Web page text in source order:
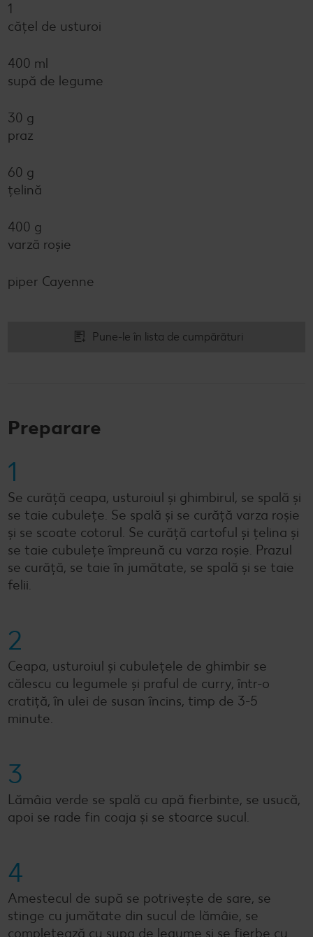
1
cățel de usturoi
400 ml
supă de legume
30 g
praz
60 g
țelină
400 g
varză roșie
piper Cayenne
Pune-le în lista de cumpărături
Preparare
1
Se curăță ceapa, usturoiul și ghimbirul, se spală și
se taie cubulețe. Se spală și se curăță varza roșie
și se scoate cotorul. Se curăță cartoful și țelina și
se taie cubulețe împreună cu varza roșie. Prazul
se curăță, se taie în jumătate, se spală și se taie
felii.
2
Ceapa, usturoiul și cubulețele de ghimbir se
călescu cu legumele și praful de curry, într-o
cratiță, în ulei de susan încins, timp de 3-5
minute.
3
Lămâia verde se spală cu apă fierbinte, se usucă,
apoi se rade fin coaja și se stoarce sucul.
4
Amestecul de supă se potrivește de sare, se
stinge cu jumătate din sucul de lămâie, se
completează cu supa de legume și se fierbe cu